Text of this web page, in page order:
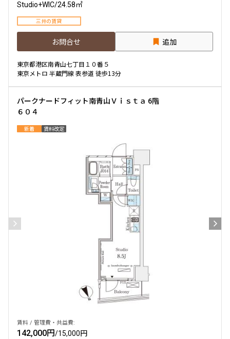
Studio+WIC/24.58㎡
三井の賃貸
お問合せ 追加
東京都港区南青山七丁目１０番５
東京メトロ 半蔵門線 表参道 徒歩13分
パークナードフィット南青山Ｖｉｓｔａ 6階
６０４
新着 賃料改定
賃料 / 管理費・共益費:
142,000円/15,000円